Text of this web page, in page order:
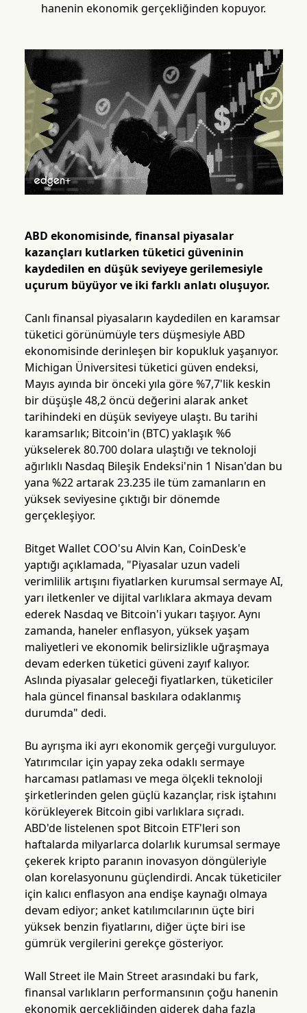
hanenin ekonomik gerçekliğinden kopuyor.
ABD ekonomisinde, finansal piyasalar
kazançları kutlarken tüketici güveninin
kaydedilen en düşük seviyeye gerilemesiyle
uçurum büyüyor ve iki farklı anlatı oluşuyor.
Canlı finansal piyasaların kaydedilen en karamsar
tüketici görünümüyle ters düşmesiyle ABD
ekonomisinde derinleşen bir kopukluk yaşanıyor.
Michigan Üniversitesi tüketici güven endeksi,
Mayıs ayında bir önceki yıla göre %7,7'lik keskin
bir düşüşle 48,2 öncü değerini alarak anket
tarihindeki en düşük seviyeye ulaştı. Bu tarihi
karamsarlık; Bitcoin'in (BTC) yaklaşık %6
yükselerek 80.700 dolara ulaştığı ve teknoloji
ağırlıklı Nasdaq Bileşik Endeksi'nin 1 Nisan'dan bu
yana %22 artarak 23.235 ile tüm zamanların en
yüksek seviyesine çıktığı bir dönemde
gerçekleşiyor.
Bitget Wallet COO'su Alvin Kan, CoinDesk'e
yaptığı açıklamada, "Piyasalar uzun vadeli
verimlilik artışını fiyatlarken kurumsal sermaye AI,
yarı iletkenler ve dijital varlıklara akmaya devam
ederek Nasdaq ve Bitcoin'i yukarı taşıyor. Aynı
zamanda, haneler enflasyon, yüksek yaşam
maliyetleri ve ekonomik belirsizlikle uğraşmaya
devam ederken tüketici güveni zayıf kalıyor.
Aslında piyasalar geleceği fiyatlarken, tüketiciler
hala güncel finansal baskılara odaklanmış
durumda" dedi.
Bu ayrışma iki ayrı ekonomik gerçeği vurguluyor.
Yatırımcılar için yapay zeka odaklı sermaye
harcaması patlaması ve mega ölçekli teknoloji
şirketlerinden gelen güçlü kazançlar, risk iştahını
körükleyerek Bitcoin gibi varlıklara sıçradı.
ABD'de listelenen spot Bitcoin ETF'leri son
haftalarda milyarlarca dolarlık kurumsal sermaye
çekerek kripto paranın inovasyon döngüleriyle
olan korelasyonunu güçlendirdi. Ancak tüketiciler
için kalıcı enflasyon ana endişe kaynağı olmaya
devam ediyor; anket katılımcılarının üçte biri
yüksek benzin fiyatlarını, diğer üçte biri ise
gümrük vergilerini gerekçe gösteriyor.
Wall Street ile Main Street arasındaki bu fark,
finansal varlıkların performansının çoğu hanenin
ekonomik gerçekliğinden giderek daha fazla